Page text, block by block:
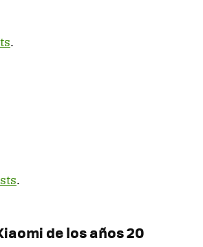
.
.
de los años 20